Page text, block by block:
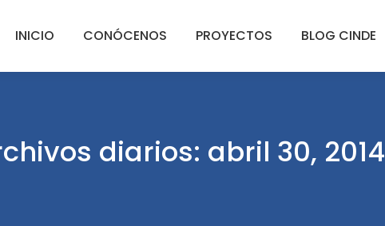
INICIO CONÓCENOS PROYECTOS BLOG CINDE
diarios: abril 30, 2014